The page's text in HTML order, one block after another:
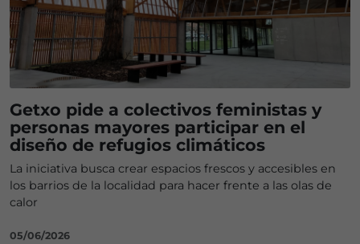
Getxo pide a colectivos feministas y
personas mayores participar en el
diseño de refugios climáticos
La iniciativa busca crear espacios frescos y accesibles en
los barrios de la localidad para hacer frente a las olas de
calor
05/06/2026